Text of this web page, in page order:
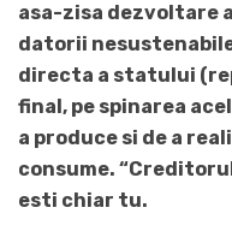
asa-zisa dezvoltare
datorii
directa a statului
final, pe spinarea
a produce si de a
consume.
esti chiar tu.